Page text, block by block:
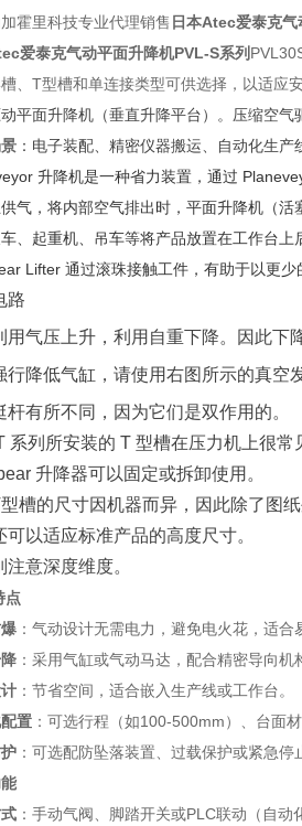
霍里科技专业代理销售 日本Atec爱泰克气
爱泰克气动平面升降机PVL-S系列
、T型槽和单连接类型可供选择，以适应安
平面升降机（垂直升降平台）。压缩空气
：电子装配、精密仪器搬运、自动化生产
升降机是一种省力装置，通过
气，将内部空气排出时，平面升降机（活
、起重机、吊车等将产品放置在工作台上
Lifter 通过滚珠接触工件，有助于以更少
路
用气压上升，利用自重下降。因此下
行降低气缸，请使用右图所示的真空
杆有所不同，因为它们是双作用的。
系列所安装的 T 型槽在压力机上很常
升降器可以固定或拆卸使用。
槽的尺寸因机器而异，因此除了图纸
可以适应标准产品的高度尺寸。
注意深度维度。
点
：气动设计无需电力，避免电火花，适合
：采用气缸或气动马达，配合精密导向机
：节省空间，适合嵌入生产线或工作台。
置：可选行程（如100-500mm）、台面
：可选配防坠落装置、过载保护或紧急停
：手动气阀、脚踏开关或PLC联动（自动